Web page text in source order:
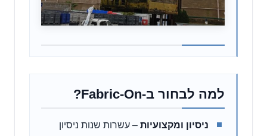
למה לבחור ב-Fabric-On?
ניסיון ומקצועיות– עשרות שנות ניסיון